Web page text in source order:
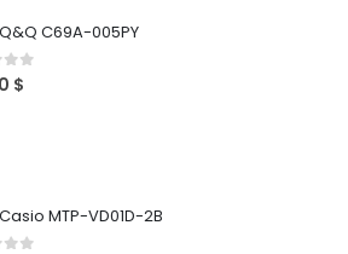
C69A-005PY
of 5
$
MTP-VD01D-2B